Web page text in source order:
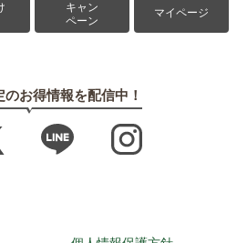
キャン
ペーン
マイページ
お得情報を配信中！